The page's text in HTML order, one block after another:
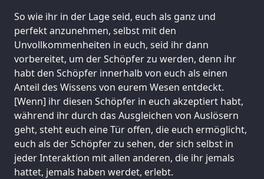
So wie ihr in der Lage seid, euch als ganz und
perfekt anzunehmen, selbst mit den
Unvollkommenheiten in euch, seid ihr dann
vorbereitet, um der Schöpfer zu werden, denn ihr
habt den Schöpfer innerhalb von euch als einen
Anteil des Wissens von eurem Wesen entdeckt.
[Wenn] ihr diesen Schöpfer in euch akzeptiert habt,
während ihr durch das Ausgleichen von Auslösern
geht, steht euch eine Tür offen, die euch ermöglicht,
euch als der Schöpfer zu sehen, der sich selbst in
jeder Interaktion mit allen anderen, die ihr jemals
hattet, jemals haben werdet, erlebt.